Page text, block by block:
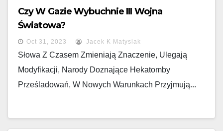
Czy W Gazie Wybuchnie III Wojna
Światowa?
Oct 31, 2023 Jacek K Matysiak
Słowa Z Czasem Zmieniają Znaczenie, Ulegają
Modyfikacji, Narody Doznające Hekatomby
Prześladowań, W Nowych Warunkach Przyjmują...